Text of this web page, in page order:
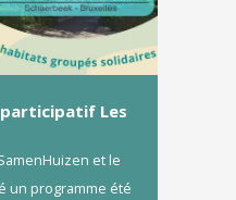
Les
et le
un programme été